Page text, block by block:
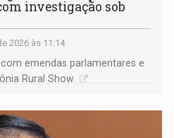
investigação sob
2026 às 11:14
emendas parlamentares e
Rural Show